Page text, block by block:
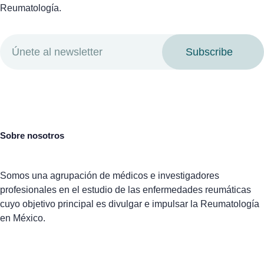
Reumatología.
Subscribe
Sobre nosotros
Somos una agrupación de médicos e investigadores
profesionales en el estudio de las enfermedades reumáticas
cuyo objetivo principal es divulgar e impulsar la Reumatología
en México.